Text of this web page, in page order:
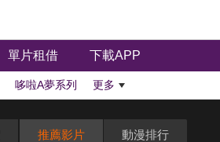
單片租借 下載APP
哆啦A夢系列 更多
推薦影片 動漫排行